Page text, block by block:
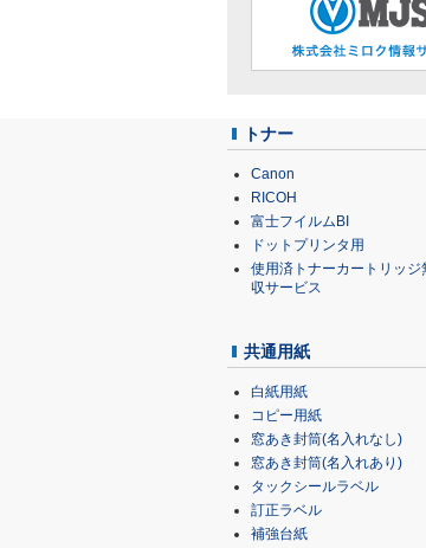
トナー
Canon
RICOH
富士フイルムBI
ドットプリンタ用
使用済トナーカートリッジ
収サービス
共通用紙
白紙用紙
コピー用紙
窓あき封筒(名入れなし)
窓あき封筒(名入れあり)
タックシールラベル
訂正ラベル
補強台紙